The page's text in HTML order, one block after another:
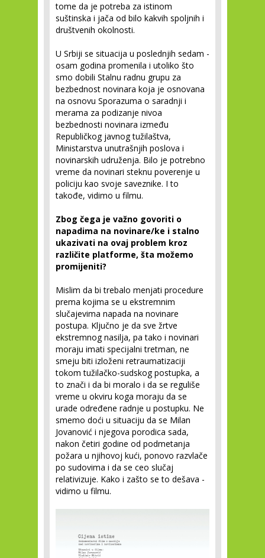
tome da je potreba za istinom
suštinska i jača od bilo kakvih spoljnih i
društvenih okolnosti.
U Srbiji se situacija u poslednjih sedam -
osam godina promenila i utoliko što
smo dobili Stalnu radnu grupu za
bezbednost novinara koja je osnovana
na osnovu Sporazuma o saradnji i
merama za podizanje nivoa
bezbednosti novinara između
Republičkog javnog tužilaštva,
Ministarstva unutrašnjih poslova i
novinarskih udruženja. Bilo je potrebno
vreme da novinari steknu poverenje u
policiju kao svoje saveznike. I to
takođe, vidimo u filmu.
Zbog čega je važno govoriti o
napadima na novinare/ke i stalno
ukazivati na ovaj problem kroz
različite platforme, šta možemo
promijeniti?
Mislim da bi trebalo menjati procedure
prema kojima se u ekstremnim
slučajevima napada na novinare
postupa. Ključno je da sve žrtve
ekstremnog nasilja, pa tako i novinari
moraju imati specijalni tretman, ne
smeju biti izloženi retraumatizaciji
tokom tužilačko-sudskog postupka, a
to znači i da bi moralo i da se reguliše
vreme u okviru koga moraju da se
urade određene radnje u postupku. Ne
smemo doći u situaciju da se Milan
Jovanović i njegova porodica sada,
nakon četiri godine od podmetanja
požara u njihovoj kući, ponovo razvlače
po sudovima i da se ceo slučaj
relativizuje. Kako i zašto se to dešava -
vidimo u filmu.